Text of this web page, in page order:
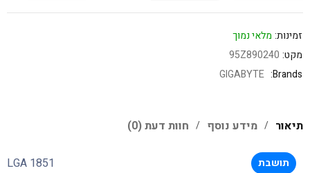
זמינות: מלאי נמוך
מקט: 95Z890240
Brands:
GIGABYTE
תיאור מידע נוסף חוות דעת (0)
תושבת LGA 1851